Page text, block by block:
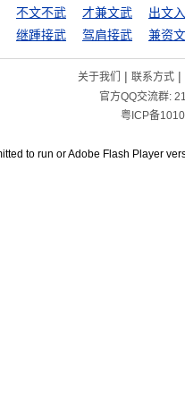
不文不武 才兼文武
出文
继踵接武 驾肩接武 兼资
关于我们 | 联系方式|
官方QQ交流群:
粤ICP备
to run or Adobe Flash Player